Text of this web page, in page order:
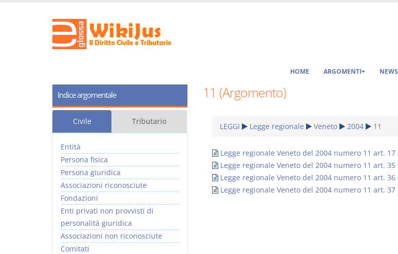
HOME ARGOMENTI NEWS
11 (Argomento)
LEGGI Legge regionale Veneto 2004 11
Legge regionale Veneto del 2004 numero 11 art. 17
Legge regionale Veneto del 2004 numero 11 art. 35
Legge regionale Veneto del 2004 numero 11 art. 36
Legge regionale Veneto del 2004 numero 11 art. 37
Indice argomentale
Civile Tributario
Entità
Persona fisica
Persona giuridica
Associazioni riconosciute
Fondazioni
Enti privati non provvisti di
personalità giuridica
Associazioni non riconosciute
Comitati